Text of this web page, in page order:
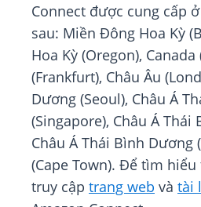
Connect được cung cấp
sau: Miền Đông Hoa Kỳ
Hoa Kỳ (Oregon),
(Frankfurt), Châu Âu
Dương (Seoul), Châu Á
(Singapore), Châu Á Thái
Châu Á Thái Bình Dương
(Cape Town). Để tìm
truy cập trang web và tài